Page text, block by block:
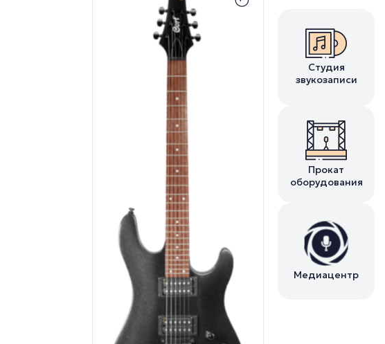
Студия
звукозаписи
Прокат
оборудования
Медиацентр